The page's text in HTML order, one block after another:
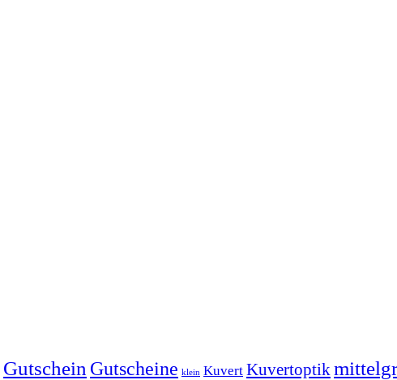
Gutschein Gutscheine klein Kuvert Kuvertoptik